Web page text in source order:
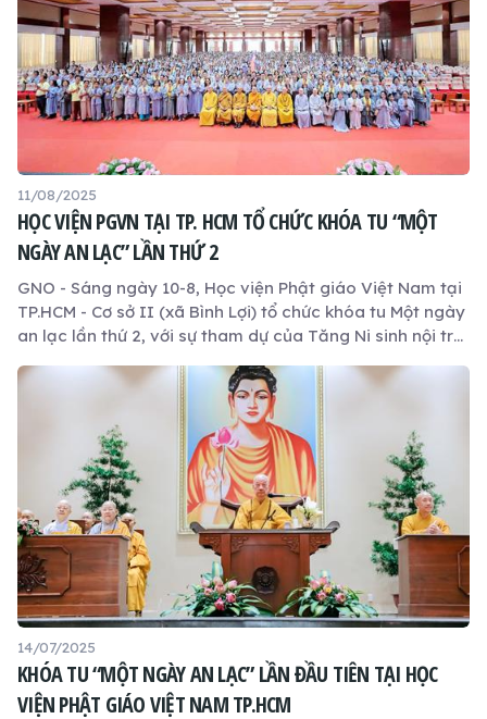
11/08/2025
HỌC VIỆN PGVN TẠI TP. HCM TỔ CHỨC KHÓA TU “MỘT
NGÀY AN LẠC” LẦN THỨ 2
GNO - Sáng ngày 10-8, Học viện Phật giáo Việt Nam tại
TP.HCM - Cơ sở II (xã Bình Lợi) tổ chức khóa tu Một ngày
an lạc lần thứ 2, với sự tham dự của Tăng Ni sinh nội trú
14/07/2025
KHÓA TU “MỘT NGÀY AN LẠC” LẦN ĐẦU TIÊN TẠI HỌC
VIỆN PHẬT GIÁO VIỆT NAM TP.HCM